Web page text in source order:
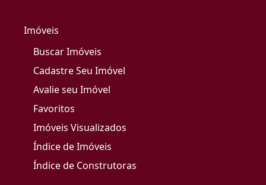
Imóveis
Buscar Imóveis
Cadastre Seu Imóvel
Avalie seu Imóvel
Favoritos
Imóveis Visualizados
Índice de Imóveis
Índice de Construtoras